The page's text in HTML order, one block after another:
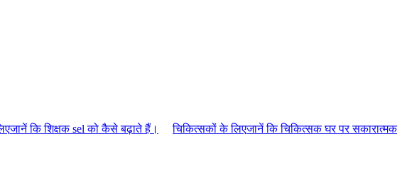
जानें कि शिक्षक sel को कैसे बढ़ाते हैं। चिकित्सकों के लिएजानें कि चिकित्सक घर पर सकारात्मक